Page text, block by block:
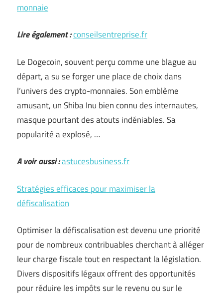
monnaie
Lire également :conseilsentreprise.fr
Le Dogecoin, souvent perçu comme une blague au
départ, a su se forger une place de choix dans
l’univers des crypto-monnaies. Son emblème
amusant, un Shiba Inu bien connu des internautes,
masque pourtant des atouts indéniables. Sa
popularité a explosé, …
A voir aussi :astucesbusiness.fr
Stratégies efficaces pour maximiser la
défiscalisation
Optimiser la défiscalisation est devenu une priorité
pour de nombreux contribuables cherchant à alléger
leur charge fiscale tout en respectant la législation.
Divers dispositifs légaux offrent des opportunités
pour réduire les impôts sur le revenu ou sur le